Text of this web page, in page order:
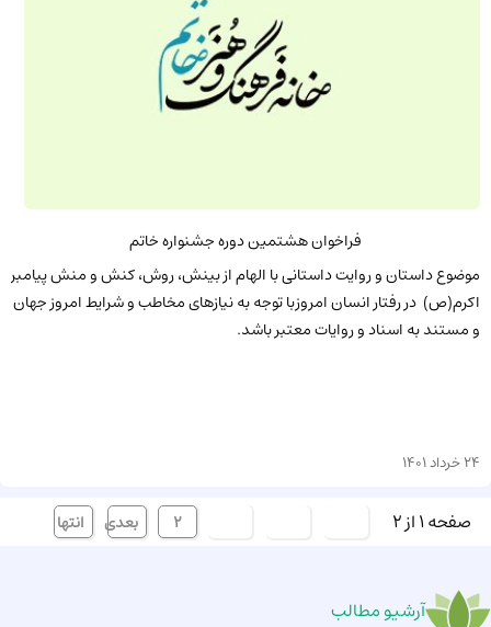
فراخوان هشتمین دوره جشنواره خاتم
موضوع داستان و روایت داستانی با الهام از بینش، روش، کنش و منش پیامبر
اکرم(ص) در رفتار انسان امروزبا توجه به نیازهای مخاطب و شرایط امروز جهان
و مستند به اسناد و روایات معتبر باشد.
24 خرداد 1401
صفحه 1 از 2 2 بعدی انتها
آرشیو مطالب